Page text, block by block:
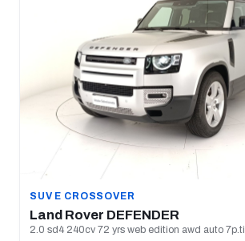
SUV E CROSSOVER
Land Rover DEFENDER
2.0 sd4 240cv 72 yrs web edition awd auto 7p.ti